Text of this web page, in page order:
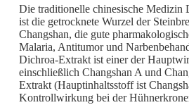
Die traditionelle chinesische Medizin
ist die getrocknete Wurzel der
Changshan, die gute
Malaria, Antitumor und
Dichroa-Extrakt ist einer der
einschließlich Changshan A und
Extrakt (Hauptinhaltsstoff ist
Kontrollwirkung bei der